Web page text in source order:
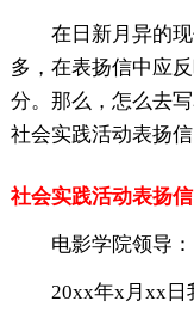
在日新月异的
多，在表扬信中应
分。那么，怎么去
社会实践活动表扬
社会实践活动表扬
电影学院领导：
20xx年x月xx日